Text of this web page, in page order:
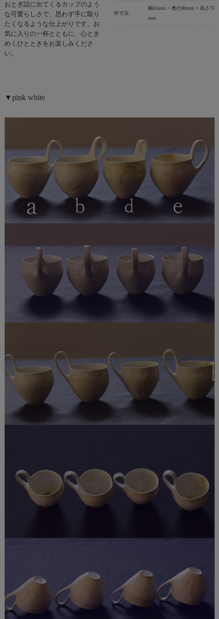
おとぎ話に出てくるカップのよう
な可愛らしさで、思わず手に取り
たくなるような仕上がりです。お
気に入りの一杯とともに、心とき
めくひとときをお楽しみくださ
い。
外寸法:
幅65mm × 奥行80mm × 高さ75
mm
▼pink white